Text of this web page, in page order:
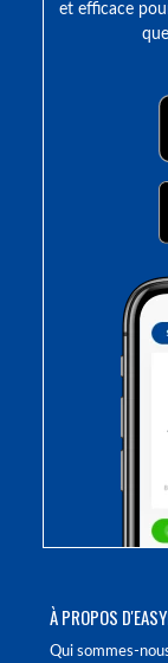
À PROPOS
Qui sommes-
et efficace